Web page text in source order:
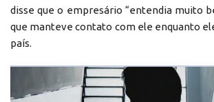
disse que o empresário “entendia muito
que manteve contato com ele enquanto
país.